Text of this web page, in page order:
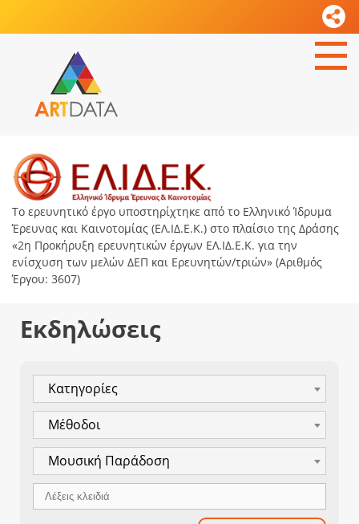
Το ερευνητικό έργο υποστηρίχτηκε από το Ελληνικό Ίδρυμα
Έρευνας και Καινοτομίας (ΕΛ.ΙΔ.Ε.Κ.) στο πλαίσιο της Δράσης
«2η Προκήρυξη ερευνητικών έργων ΕΛ.ΙΔ.Ε.Κ. για την
ενίσχυση των μελών ΔΕΠ και Ερευνητών/τριών» (Αριθμός
Έργου: 3607)
Εκδηλώσεις
Κατηγορίες
Μέθοδοι
Μουσική Παράδοση